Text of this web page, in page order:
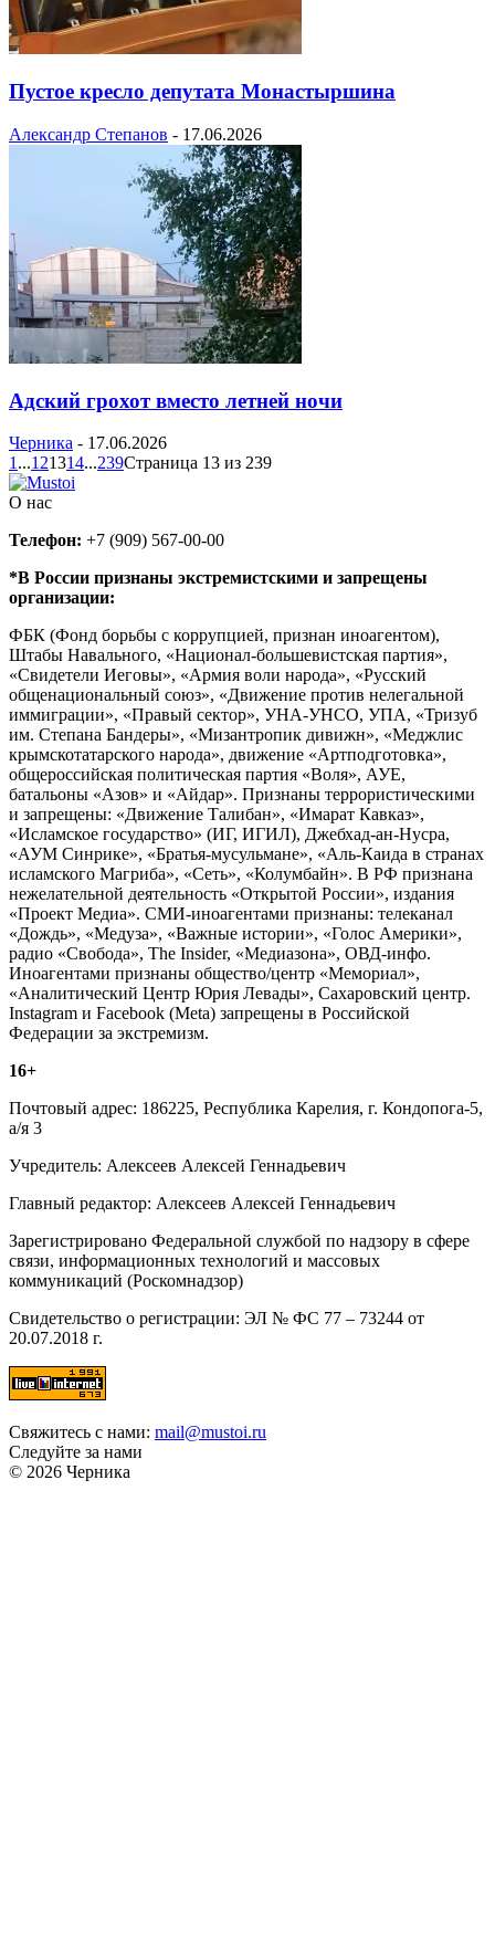
Пустое кресло депутата Монастыршина
Александр Степанов - 17.06.2026
Адский грохот вместо летней ночи
Черника - 17.06.2026
1 ...121314...239Страница 13 из 239
О нас
Телефон: +7 (909) 567-00-00
*В России признаны экстремистскими и запрещены
организации:
ФБК (Фонд борьбы с коррупцией, признан иноагентом),
Штабы Навального, «Национал-большевистская партия»,
«Свидетели Иеговы», «Армия воли народа», «Русский
общенациональный союз», «Движение против нелегальной
иммиграции», «Правый сектор», УНА-УНСО, УПА, «Тризуб
им. Степана Бандеры», «Мизантропик дивижн», «Меджлис
крымскотатарского народа», движение «Артподготовка»,
общероссийская политическая партия «Воля», АУЕ,
батальоны «Азов» и «Айдар». Признаны террористическими
и запрещены: «Движение Талибан», «Имарат Кавказ»,
«Исламское государство» (ИГ, ИГИЛ), Джебхад-ан-Нусра,
«АУМ Синрике», «Братья-мусульмане», «Аль-Каида в странах
исламского Магриба», «Сеть», «Колумбайн». В РФ признана
нежелательной деятельность «Открытой России», издания
«Проект Медиа». СМИ-иноагентами признаны: телеканал
«Дождь», «Медуза», «Важные истории», «Голос Америки»,
радио «Свобода», The Insider, «Медиазона», ОВД-инфо.
Иноагентами признаны общество/центр «Мемориал»,
«Аналитический Центр Юрия Левады», Сахаровский центр.
Instagram и Facebook (Metа) запрещены в Российской
Федерации за экстремизм.
16+
Почтовый адрес: 186225, Республика Карелия, г. Кондопога-5,
а/я 3
Учредитель: Алексеев Алексей Геннадьевич
Главный редактор: Алексеев Алексей Геннадьевич
Зарегистрировано Федеральной службой по надзору в сфере
связи, информационных технологий и массовых
коммуникаций (Роскомнадзор)
Свидетельство о регистрации: ЭЛ № ФС 77 – 73244 от
20.07.2018 г.
Свяжитесь с нами: mail@mustoi.ru
Следуйте за нами
© 2026 Черника